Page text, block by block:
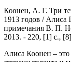
Коонен, А. Г. Три
1913 годов / Алиса
примечания В. П.
2013. - 220, [1] с.,
Алиса Коонен –